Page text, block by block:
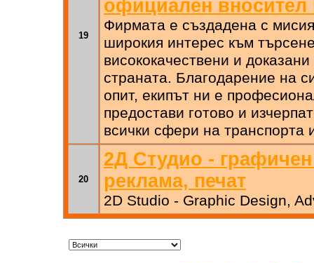
19
официален
Фирмата е създадена с
широкия интерес към
висококачествени и
страната. Благодарение на
опит, екипът ни е
предостави готово и
всички сфери на транспорта
20
2Д Студио -
реклама, печат
2D Studio - Graphic Design,